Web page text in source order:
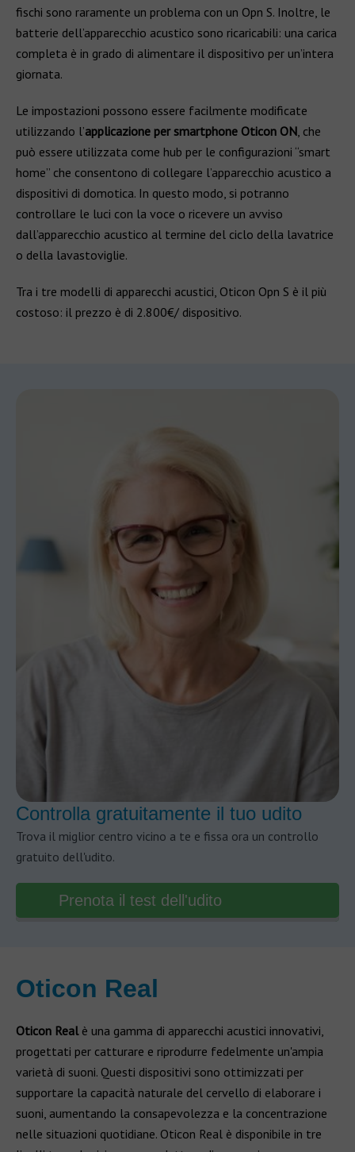
fischi sono raramente un problema con un Opn S. Inoltre, le
batterie dell’apparecchio acustico sono ricaricabili: una carica
completa è in grado di alimentare il dispositivo per un’intera
giornata.
Le impostazioni possono essere facilmente modificate
utilizzando l’applicazione per smartphone Oticon ON , che
può essere utilizzata come hub per le configurazioni “smart
home” che consentono di collegare l’apparecchio acustico a
dispositivi di domotica. In questo modo, si potranno
controllare le luci con la voce o ricevere un avviso
dall’apparecchio acustico al termine del ciclo della lavatrice
o della lavastoviglie.
Tra i tre modelli di apparecchi acustici, Oticon Opn S è il più
costoso: il prezzo è di 2.800€/ dispositivo.
Controlla gratuitamente il tuo udito
Trova il miglior centro vicino a te e fissa ora un controllo
gratuito dell'udito.
Prenota il test dell'udito
Oticon Real
Oticon Realè una gamma di apparecchi acustici innovativi,
progettati per catturare e riprodurre fedelmente un'ampia
varietà di suoni. Questi dispositivi sono ottimizzati per
supportare la capacità naturale del cervello di elaborare i
suoni, aumentando la consapevolezza e la concentrazione
nelle situazioni quotidiane. Oticon Real è disponibile in tre